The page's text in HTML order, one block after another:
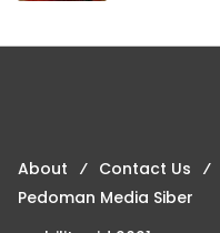
About Contact Us
Pedoman Media Siber